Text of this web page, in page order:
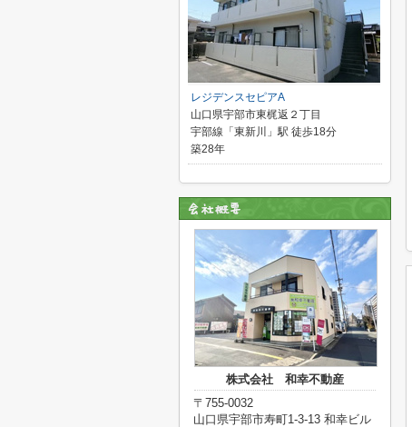
レジデンスセピアA
山口県宇部市東梶返２丁目
宇部線「東新川」駅 徒歩18分
築28年
株式会社 和幸不動産
〒755-0032
山口県宇部市寿町1-3-13 和幸ビル